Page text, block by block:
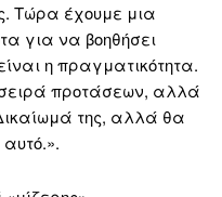
Τώρα έχουμε μια
για να βοηθήσει
η πραγματικότητα.
προτάσεων, αλλά
της, αλλά θα